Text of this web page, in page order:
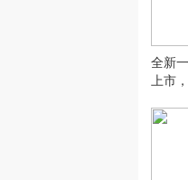
全新
上市